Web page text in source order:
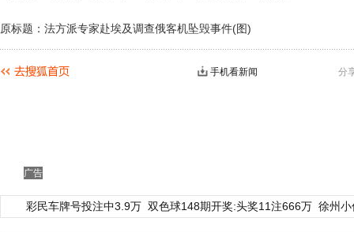
原标题：法方派专家赴埃及调查俄客机坠毁事件(图)
分
手机看新闻
广告
彩民车牌号投注中3.9万 双色球148期开奖:头奖11注666万 徐州